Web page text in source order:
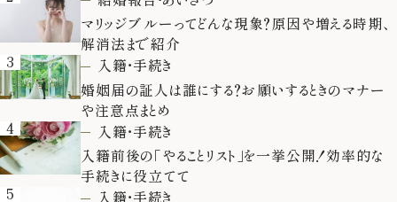
マリッジブルーってどんな現象？原因や増える時期、
解消法まで紹介
3
入籍・手続き
婚姻届の証人は誰にする？お願いするときのマナー
や注意点まとめ
4
入籍・手続き
入籍前後の「やることリスト」を一挙公開！効率的な
手続きに役立てて
5
入籍・手続き